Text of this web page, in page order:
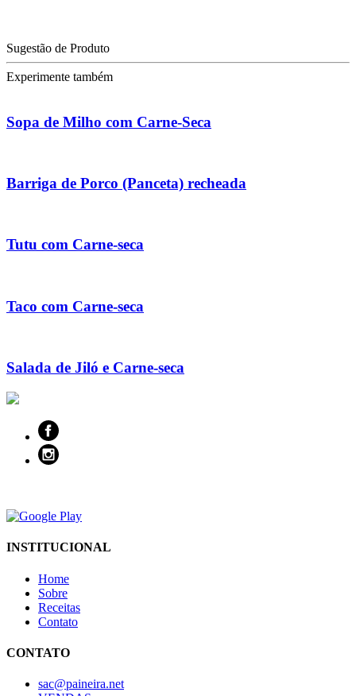
Sugestão de Produto
Experimente também
Sopa de Milho com Carne-Seca
Barriga de Porco (Panceta) recheada
Tutu com Carne-seca
Taco com Carne-seca
Salada de Jiló e Carne-seca
INSTITUCIONAL
Home
Sobre
Receitas
Contato
CONTATO
sac@paineira.net